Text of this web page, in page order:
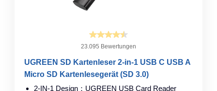
23.095 Bewertungen
UGREEN SD Kartenleser 2-in-1 USB C USB A
Micro SD Kartenlesegerät (SD 3.0)
2-IN-1 Design：UGREEN USB Card Reader